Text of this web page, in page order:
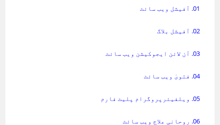
01. آفیشل ویب سائٹ
02. آفیشل بلاگ
03. آن لائن ایجوکیشن ویب سائٹ
04. فتویٰ ویب سائٹ
05. ویلفیئرپروگرام پلیٹ فارم
06. روحانی علاج ویب سائٹ